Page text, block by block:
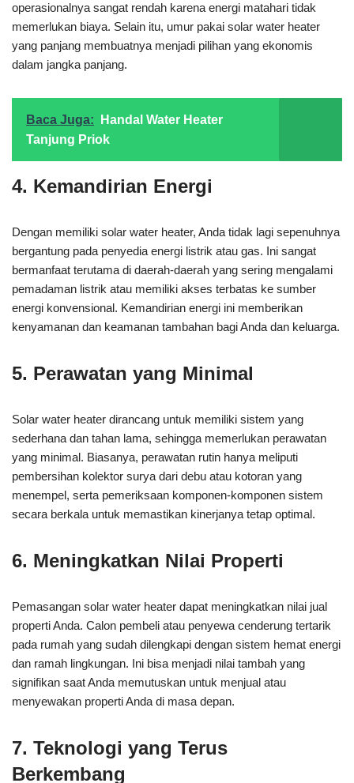
operasionalnya sangat rendah karena energi matahari tidak
memerlukan biaya. Selain itu, umur pakai solar water heater
yang panjang membuatnya menjadi pilihan yang ekonomis
dalam jangka panjang.
Baca Juga:
Handal Water Heater
Tanjung Priok
4. Kemandirian Energi
Dengan memiliki solar water heater, Anda tidak lagi sepenuhnya
bergantung pada penyedia energi listrik atau gas. Ini sangat
bermanfaat terutama di daerah-daerah yang sering mengalami
pemadaman listrik atau memiliki akses terbatas ke sumber
energi konvensional. Kemandirian energi ini memberikan
kenyamanan dan keamanan tambahan bagi Anda dan keluarga.
5. Perawatan yang Minimal
Solar water heater dirancang untuk memiliki sistem yang
sederhana dan tahan lama, sehingga memerlukan perawatan
yang minimal. Biasanya, perawatan rutin hanya meliputi
pembersihan kolektor surya dari debu atau kotoran yang
menempel, serta pemeriksaan komponen-komponen sistem
secara berkala untuk memastikan kinerjanya tetap optimal.
6. Meningkatkan Nilai Properti
Pemasangan solar water heater dapat meningkatkan nilai jual
properti Anda. Calon pembeli atau penyewa cenderung tertarik
pada rumah yang sudah dilengkapi dengan sistem hemat energi
dan ramah lingkungan. Ini bisa menjadi nilai tambah yang
signifikan saat Anda memutuskan untuk menjual atau
menyewakan properti Anda di masa depan.
7. Teknologi yang Terus
Berkembang